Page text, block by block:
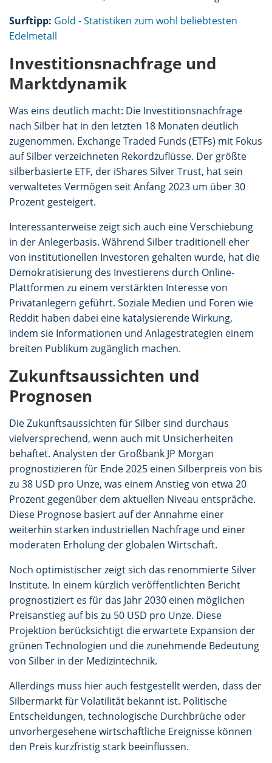
Surftipp: Gold - Statistiken zum wohl beliebtesten
Edelmetall
Investitionsnachfrage und
Marktdynamik
Was eins deutlich macht: Die Investitionsnachfrage
nach Silber hat in den letzten 18 Monaten deutlich
zugenommen. Exchange Traded Funds (ETFs) mit Fokus
auf Silber verzeichneten Rekordzuflüsse. Der größte
silberbasierte ETF, der iShares Silver Trust, hat sein
verwaltetes Vermögen seit Anfang 2023 um über 30
Prozent gesteigert.
Interessanterweise zeigt sich auch eine Verschiebung
in der Anlegerbasis. Während Silber traditionell eher
von institutionellen Investoren gehalten wurde, hat die
Demokratisierung des Investierens durch Online-
Plattformen zu einem verstärkten Interesse von
Privatanlegern geführt. Soziale Medien und Foren wie
Reddit haben dabei eine katalysierende Wirkung,
indem sie Informationen und Anlagestrategien einem
breiten Publikum zugänglich machen.
Zukunftsaussichten und
Prognosen
Die Zukunftsaussichten für Silber sind durchaus
vielversprechend, wenn auch mit Unsicherheiten
behaftet. Analysten der Großbank JP Morgan
prognostizieren für Ende 2025 einen Silberpreis von bis
zu 38 USD pro Unze, was einem Anstieg von etwa 20
Prozent gegenüber dem aktuellen Niveau entspräche.
Diese Prognose basiert auf der Annahme einer
weiterhin starken industriellen Nachfrage und einer
moderaten Erholung der globalen Wirtschaft.
Noch optimistischer zeigt sich das renommierte Silver
Institute. In einem kürzlich veröffentlichten Bericht
prognostiziert es für das Jahr 2030 einen möglichen
Preisanstieg auf bis zu 50 USD pro Unze. Diese
Projektion berücksichtigt die erwartete Expansion der
grünen Technologien und die zunehmende Bedeutung
von Silber in der Medizintechnik.
Allerdings muss hier auch festgestellt werden, dass der
Silbermarkt für Volatilität bekannt ist. Politische
Entscheidungen, technologische Durchbrüche oder
unvorhergesehene wirtschaftliche Ereignisse können
den Preis kurzfristig stark beeinflussen.